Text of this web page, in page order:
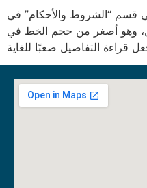
قسم “الشروط والأحكام” في
يساوي 9 بكسل، وهو أصغر من حجم الخط في